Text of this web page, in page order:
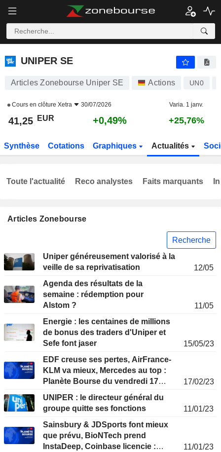
UNIPER SE
UNIPER SE
Articles Zonebourse Uniper SE Actions UN0
Cours en clôture Xetra 30/07/2026 Varia. 1 janv.
41,25 EUR +0,49% +25,76%
Synthèse Cotations Graphiques Actualités
Articles Zonebourse
Recherche
Uniper généreusement valorisé à la
veille de sa reprivatisation
12/05
Agenda des résultats de la
semaine : rédemption pour
Alstom ?
11/05
Energie : les centaines de millions
de bonus des traders d'Uniper et
Sefe font jaser
15/05/23
EDF creuse ses pertes, AirFrance-
KLM va mieux, Mercedes au top :
Planète Bourse du vendredi 17
17/02/23
UNIPER : le directeur général du
groupe quitte ses fonctions
11/01/23
Sainsbury & JDSports font mieux
que prévu, BioNTech prend
InstaDeep, Coinbase licencie :
11/01/23
Toute l'actualité Reco analystes Faits marquants